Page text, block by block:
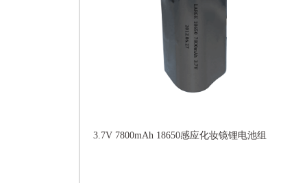
3.7V 7800mAh 18650感应化妆镜锂电池组